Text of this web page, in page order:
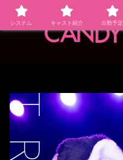
システム キャスト紹介 出勤予定